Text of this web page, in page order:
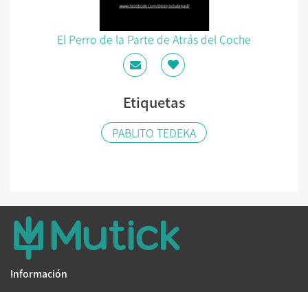
El Perro de la Parte de Atrás del Coche
Etiquetas
PABLITO TEDEKA
Información